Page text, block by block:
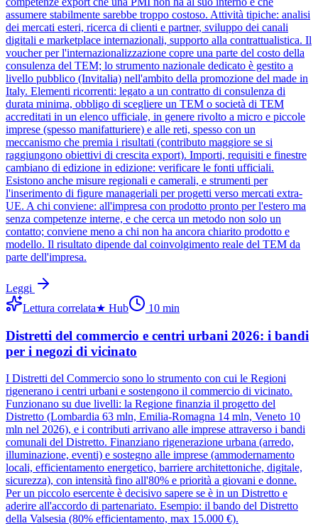
assumere stabilmente sarebbe troppo costoso. Attività tipiche: analisi
dei mercati esteri, ricerca di clienti e partner, sviluppo dei canali
digitali e marketplace internazionali, supporto alla contrattualistica. Il
voucher per l'internazionalizzazione copre una parte del costo della
consulenza del TEM; lo strumento nazionale dedicato è gestito a
livello pubblico (Invitalia) nell'ambito della promozione del made in
Italy. Elementi ricorrenti: legato a un contratto di consulenza di
durata minima, obbligo di scegliere un TEM o società di TEM
accreditati in un elenco ufficiale, in genere rivolto a micro e piccole
imprese (spesso manifatturiere) e alle reti, spesso con un
meccanismo che premia i risultati (contributo maggiore se si
raggiungono obiettivi di crescita export). Importi, requisiti e finestre
cambiano di edizione in edizione: verificare le fonti ufficiali.
Esistono anche misure regionali e camerali, e strumenti per
l'inserimento di figure manageriali per progetti verso mercati extra-
UE. A chi conviene: all'impresa con prodotto pronto per l'estero ma
senza competenze interne, e che cerca un metodo non solo un
contatto; conviene meno a chi non ha ancora chiarito prodotto e
modello. Il risultato dipende dal coinvolgimento reale del TEM da
parte dell'impresa.
Leggi
Lettura correlata★ Hub 10 min
Distretti del commercio e centri urbani 2026: i bandi
per i negozi di vicinato
I Distretti del Commercio sono lo strumento con cui le Regioni
rigenerano i centri urbani e sostengono il commercio di vicinato.
Funzionano su due livelli: la Regione finanzia il progetto del
Distretto (Lombardia 63 mln, Emilia-Romagna 14 mln, Veneto 10
mln nel 2026), e i contributi arrivano alle imprese attraverso i bandi
comunali del Distretto. Finanziano rigenerazione urbana (arredo,
illuminazione, eventi) e sostegno alle imprese (ammodernamento
locali, efficientamento energetico, barriere architettoniche, digitale,
sicurezza), con intensità fino all'80% e priorità a giovani e donne.
Per un piccolo esercente è decisivo sapere se è in un Distretto e
aderire all'accordo di partenariato. Esempio: il bando del Distretto
della Valsesia (80% efficientamento, max 15.000 €).